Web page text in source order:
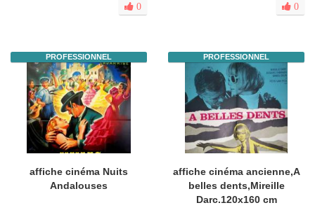
0 0
PROFESSIONNEL
affiche cinéma Nuits
Andalouses
PROFESSIONNEL
affiche cinéma ancienne,A
belles dents,Mireille
Darc.120x160 cm